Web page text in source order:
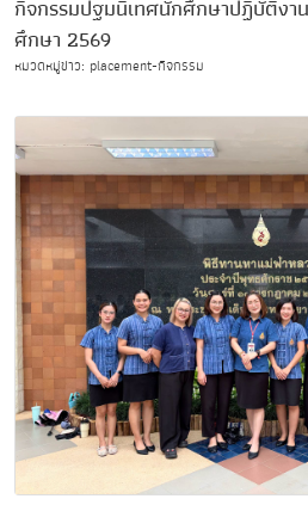
กิจกรรมปฐมนิเทศนักศึกษาปฏิบัติงา
ศึกษา 2569
หมวดหมู่ข่าว: placement-กิจกรรม